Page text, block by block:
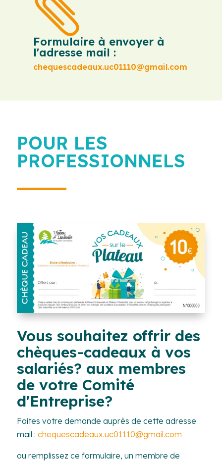

Formulaire à envoyer à
l'adresse mail :
chequescadeaux.uc01110@gmail.com
POUR LES
PROFESSIONNELS
Vous souhaitez offrir des
chèques-cadeaux à vos
salariés? aux membres
de votre Comité
d'Entreprise?
Faites votre demande auprès de cette adresse
mail : chequescadeaux.uc01110@gmail.com
ou remplissez ce formulaire, un membre de